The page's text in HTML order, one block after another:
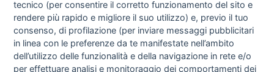
I libri Vedi tutti
tecnico (per consentire il corretto funzionamento del sito e
rendere più rapido e migliore il suo utilizzo) e, previo il tuo
consenso, di profilazione (per inviare messaggi pubblicitari
in linea con le preferenze da te manifestate nell’ambito
dell’utilizzo delle funzionalità e della navigazione in rete e/o
per effettuare analisi e monitoraggio dei comportamenti dei